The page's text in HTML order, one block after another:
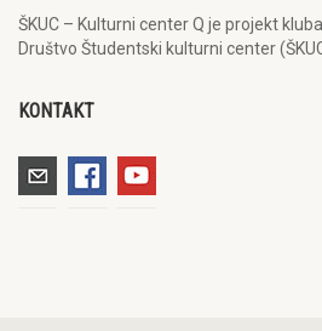
ŠKUC – Kulturni center Q je projekt
Društvo Študentski kulturni center
KONTAKT